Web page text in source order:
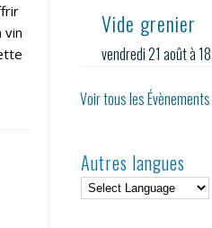
vin
Vide grenier
vendredi 21 août à
Voir tous les Évènements
Autres langues